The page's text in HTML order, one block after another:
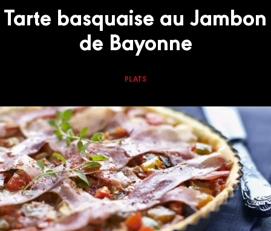
Tarte basquaise au Jambon
de Bayonne
PLATS